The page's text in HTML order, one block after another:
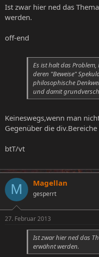
Ist zwar hier ned das
werden.
off-end
Es ist halt das
deren "Beweise"
philosophische
und damit
Keineswegs,wenn man
Gegenüber die
btT/vt
M Magellan
gesperrt
27. Februar 2013
Ist zwar hier ned das
erwähnt werden.